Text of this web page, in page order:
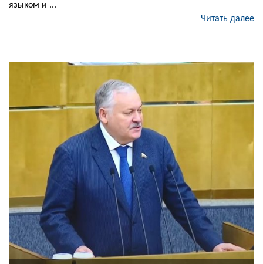
языком и ...
Читать далее